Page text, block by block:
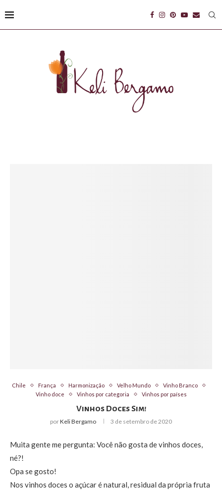
Chile França Harmonização Velho Mundo
Vinho Branco
Vinho doce
Vinhos por categoria Vinhos por países
Vinhos Doces Sim!
porKeli Bergamo 3 de setembro de 2020
Muita gente me pergunta: Você não gosta de vinhos doces,
né?!
Opa se gosto!
Nos vinhos doces o açúcar é natural, residual da própria fruta